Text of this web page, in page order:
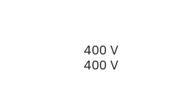
400 V
400 V